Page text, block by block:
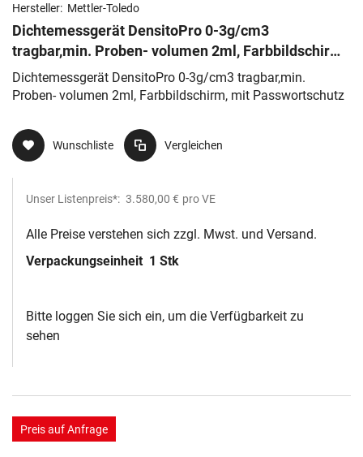
Hersteller: Mettler-Toledo
Dichtemessgerät DensitoPro 0-3g/cm3
tragbar,min. Proben- volumen 2ml, Farbbildschirm,
mit Passwortschutz
Dichtemessgerät DensitoPro 0-3g/cm3 tragbar,min.
Proben- volumen 2ml, Farbbildschirm, mit Passwortschutz
Wunschliste Vergleichen
Unser Listenpreis*: 3.580,00 € pro VE
Alle Preise verstehen sich zzgl. Mwst. und Versand.
Verpackungseinheit 1 Stk
Bitte loggen Sie sich ein, um die Verfügbarkeit zu
sehen
Preis auf Anfrage